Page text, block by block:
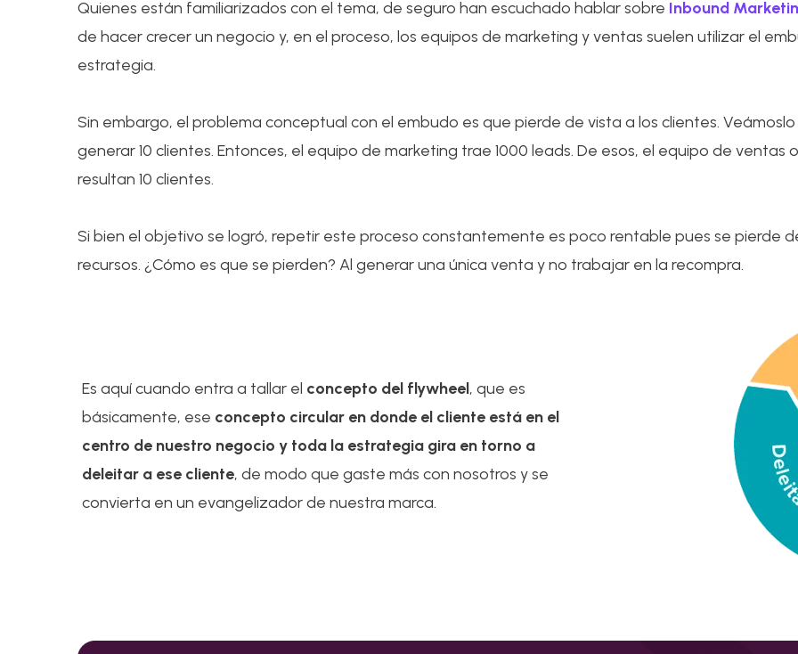
Quienes están familiarizados con el tema, de seguro han escuchado hablar sobre Inbound
de hacer crecer un negocio y, en el proceso, los equipos de marketing y ventas suelen utilizar el
estrategia.
Sin embargo, el problema conceptual con el embudo es que pierde de vista a los clientes.
generar 10 clientes. Entonces, el equipo de marketing trae 1000 leads. De esos, el equipo de
resultan 10 clientes.
Si bien el objetivo se logró, repetir este proceso constantemente es poco rentable pues se pierde
recursos. ¿Cómo es que se pierden? Al generar una única venta y no trabajar en la recompra.
Es aquí cuando entra a tallar el concepto del flywheel, que es
básicamente, ese concepto circular en donde el cliente está en el
centro de nuestro negocio y toda la estrategia gira en torno a
deleitar a ese cliente, de modo que gaste más con nosotros y se
convierta en un evangelizador de nuestra marca.